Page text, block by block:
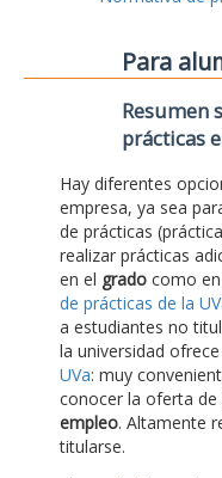
Para
Resumen
prácticas
Hay diferentes
empresa, ya sea
de prácticas
realizar prácticas
en el grado como
de prácticas de la
a estudiantes no
la universidad
UVa: muy
conocer la oferta de
empleo. Altamente
titularse.